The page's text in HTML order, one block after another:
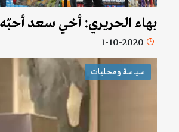
بهاء الحريري: أخي سعد أحبّه
1-10-2020
سياسة ومحليات